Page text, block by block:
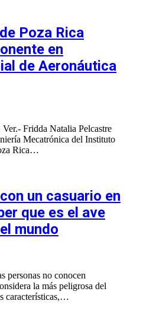
Poza Rica
en
de Aeronáutica
Fridda Natalia Pelcastre
Mecatrónica del Instituto
Rica…
un casuario en
que es el ave
mundo
personas no conocen
la más peligrosa del
características,…